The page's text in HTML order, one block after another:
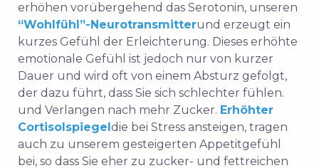
erhöhen vorübergehend das Serotonin, unseren
“Wohlfühl”-Neurotransmitterund erzeugt ein
kurzes Gefühl der Erleichterung. Dieses erhöhte
emotionale Gefühl ist jedoch nur von kurzer
Dauer und wird oft von einem Absturz gefolgt,
der dazu führt, dass Sie sich schlechter fühlen.
und Verlangen nach mehr Zucker. Erhöhter
Cortisolspiegel die bei Stress ansteigen, tragen
auch zu unserem gesteigerten Appetitgefühl
bei, so dass Sie eher zu zucker- und fettreichen